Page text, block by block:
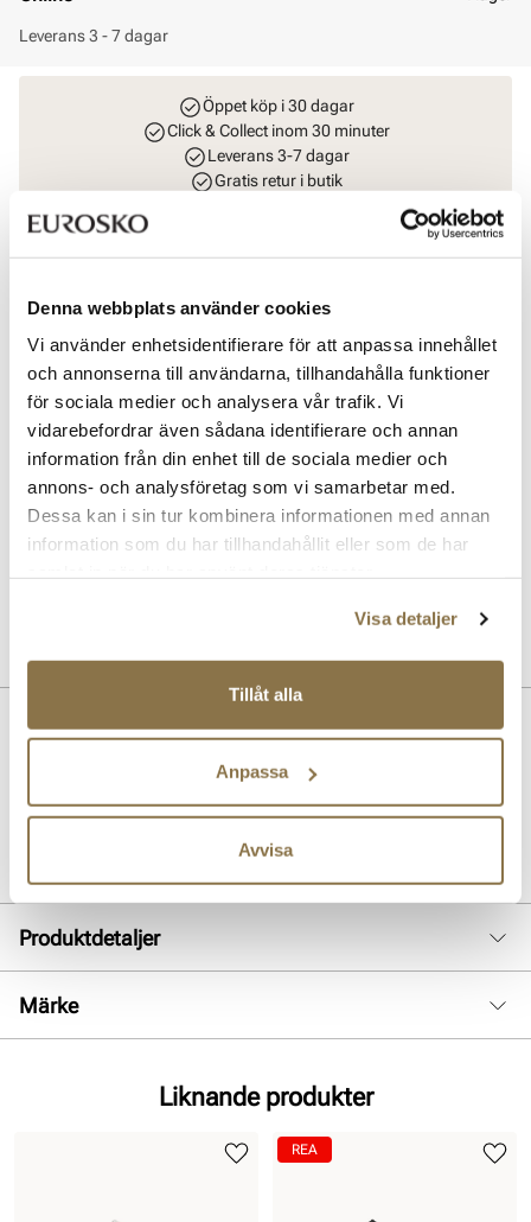
Denna webbplats använder cookies
Vi använder enhetsidentifierare för att anpassa innehållet
och annonserna till användarna, tillhandahålla funktioner
för sociala medier och analysera vår trafik. Vi
vidarebefordrar även sådana identifierare och annan
information från din enhet till de sociala medier och
annons- och analysföretag som vi samarbetar med.
Dessa kan i sin tur kombinera informationen med annan
information som du har tillhandahållit eller som de har
Visa detaljer
Tillåt alla
Anpassa
Avvisa
Leverans 3 - 7 dagar
Öppet köp i 30 dagar
Click & Collect inom 30 minuter
Leverans 3-7 dagar
Gratis retur i butik
Magic Protector impregneringsspray
Pris
169 kr
SOLITAIRE
Suede & nubuck renovator - Neutral
Pris
99 kr
SOLITAIRE
Beskrivning
Terrace sneaker från PUMA med en ovandel i brun mocka.
Produktdetaljer
Foder:
Sula:Gummi
Märke
Liknande produkter
REA